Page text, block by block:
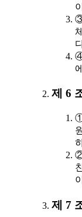
③
④
제 6
①
②
제 7